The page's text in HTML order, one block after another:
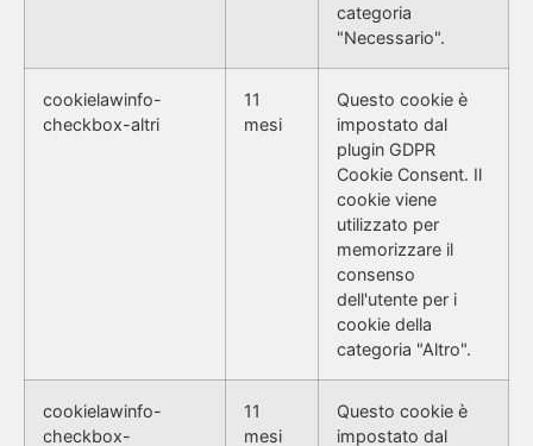
categoria
"Necessario".
cookielawinfo-
checkbox-altri
11
mesi
Questo cookie è
impostato dal
plugin GDPR
Cookie Consent. Il
cookie viene
utilizzato per
memorizzare il
consenso
dell'utente per i
cookie della
categoria "Altro".
cookielawinfo-
checkbox-
11
mesi
Questo cookie è
impostato dal